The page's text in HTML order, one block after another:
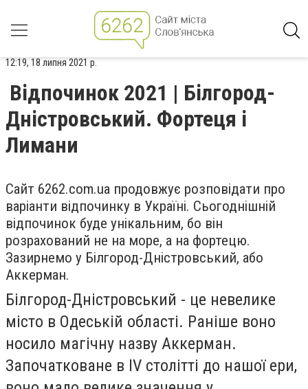
12:19, 18 липня 2021 р.
Відпочинок 2021 | Білгород-
Дністровський. Фортеця і
Лимани
Сайт 6262.com.ua продовжує розповідати про
варіанти відпочинку в Україні. Сьогоднішній
відпочинок буде унікальним, бо він
розрахований не на море, а на фортецю.
Зазирнемо у Білгород-Дністровський, або
Аккерман.
Білгород-Дністровський - це невелике
місто в Одеській області. Раніше воно
носило магічну назву Аккерман.
Започатковане в IV столітті до нашої ери,